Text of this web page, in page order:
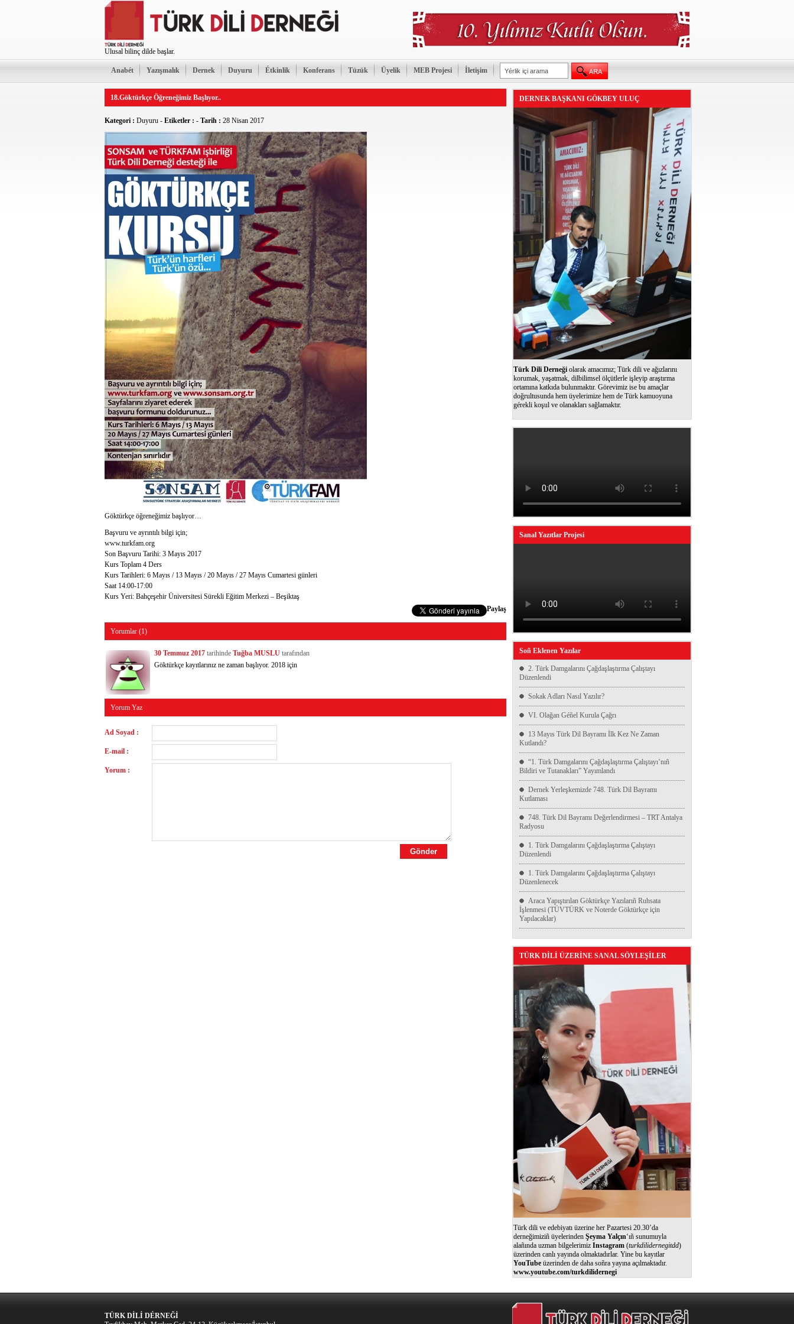
Ulusal bilinç dilde başlar.
Anabét Yazışmalık Dernek Duyuru Étkinlik Konferans Tüzük Üyelik MEB Projesi İletişim
18.Göktürkçe Öğreneğimiz Başlıyor..
Kategori : Duyuru - Etiketler : - Tarih : 28 Nisan 2017
Göktürkçe öğreneğimiz başlıyor…
Başvuru ve ayrıntılı bilgi için;
www.turkfam.org
Son Başvuru Tarihi: 3 Mayıs 2017
Kurs Toplam 4 Ders
Kurs Tarihleri: 6 Mayıs / 13 Mayıs / 20 Mayıs / 27 Mayıs Cumartesi günleri
Saat 14:00-17:00
Kurs Yeri: Bahçeşehir Üniversitesi Sürekli Eğitim Merkezi – Beşiktaş
Paylaş
Yorumlar (1)
30 Temmuz 2017 tarihinde Tuğba MUSLU tarafından
Göktürkçe kayıtlarınız ne zaman başlıyor. 2018 için
Yorum Yaz
Ad Soyad :
E-mail :
Yorum :
DERNEK BAŞKANI GÖKBEY ULUÇ
Türk Dili Derneği olarak amacımız; Türk dili ve ağızlarını
korumak, yaşatmak, dilbilimsel ölçütlerle işleyip araştırma
ortamına katkıda bulunmaktır. Görevimiz ise bu amaçlar
doğrultusunda hem üyelerimize hem de Türk kamuoyuna
gérekli koşul ve olanakları sağlamaktır.
Sanal Yazıtlar Projesi
Soñ Eklenen Yazılar
2. Türk Damgalarını Çağdaşlaştırma Çalıştayı
Düzenlendi
Sokak Adları Nasıl Yazılır?
VI. Olağan Géñel Kurula Çağrı
13 Mayıs Türk Dil Bayramı İlk Kez Ne Zaman
Kutlandı?
“1. Türk Damgalarını Çağdaşlaştırma Çalıştayı’nıñ
Bildiri ve Tutanakları” Yayımlandı
Dernek Yerleşkemizde 748. Türk Dil Bayramı
Kutlaması
748. Türk Dil Bayramı Değerlendirmesi – TRT Antalya
Radyosu
1. Türk Damgalarını Çağdaşlaştırma Çalıştayı
Düzenlendi
1. Türk Damgalarını Çağdaşlaştırma Çalıştayı
Düzenlenecek
Araca Yapıştırılan Göktürkçe Yazılarıñ Ruhsata
İşlenmesi (TÜVTÜRK ve Noterde Göktürkçe için
Yapılacaklar)
TÜRK DİLİ ÜZERİNE SANAL SÖYLEŞİLER
Türk dili ve edebiyatı üzerine her Pazartesi 20.30’da
derneğimiziñ üyelerinden Şeyma Yalçın‘ıñ sunumuyla
alañında uzman bilgelerimiz Instagram (turkdilidernegitdd)
üzerinden canlı yayında olmaktadırlar. Yine bu kayıtlar
YouTube üzerinden de daha soñra yayına açılmaktadır.
www.youtube.com/turkdilidernegi
TÜRK DİLİ DÉRNEĞİ